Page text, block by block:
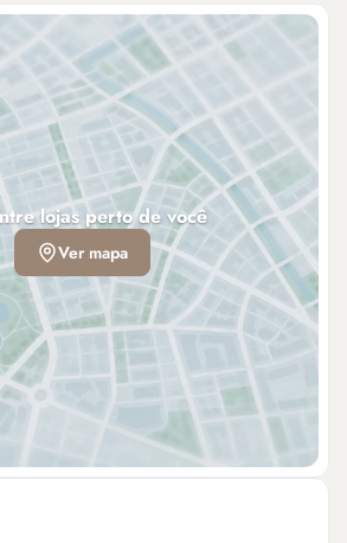
lojas perto de você
Ver mapa